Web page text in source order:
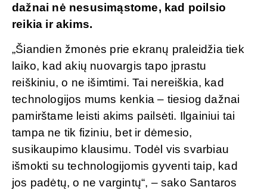
dažnai nė nesusimąstome, kad poilsio
reikia ir akims.
„Šiandien žmonės prie ekranų praleidžia tiek
laiko, kad akių nuovargis tapo įprastu
reiškiniu, o ne išimtimi. Tai nereiškia, kad
technologijos mums kenkia – tiesiog dažnai
pamirštame leisti akims pailsėti. Ilgainiui tai
tampa ne tik fiziniu, bet ir dėmesio,
susikaupimo klausimu. Todėl vis svarbiau
išmokti su technologijomis gyventi taip, kad
jos padėtų, o ne vargintų“, – sako Santaros